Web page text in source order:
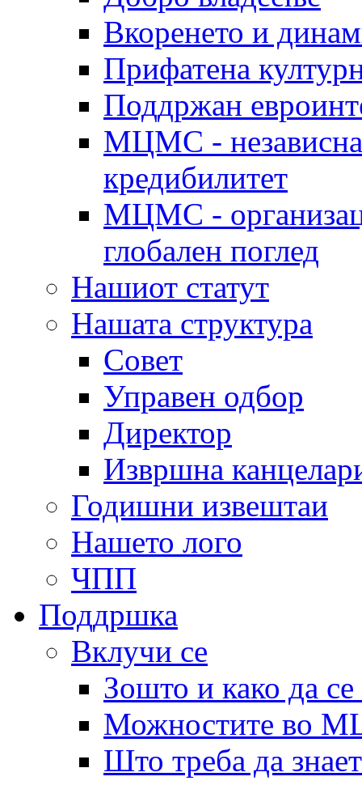
Вкоренето и
Прифатена
Поддржан
МЦМС - независна
кредибилитет
МЦМС -
глобален поглед
Нашиот статут
Нашата структура
Совет
Управен одбор
Директор
Извршна
Годишни извештаи
Нашето лого
ЧПП
Поддршка
Вклучи се
Зошто и како да
Можностите во
Што треба да